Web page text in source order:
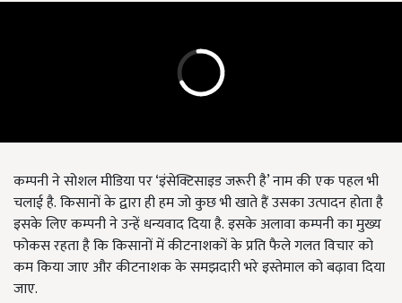
कम्पनी ने सोशल मीडिया पर ‘इंसेक्टिसाइड जरूरी है’ नाम की एक पहल भी
चलाई है. किसानों के द्वारा ही हम जो कुछ भी खाते हैं उसका उत्पादन होता है
इसके लिए कम्पनी ने उन्हें धन्यवाद दिया है. इसके अलावा कम्पनी का मुख्य
फोकस रहता है कि किसानों में कीटनाशकों के प्रति फैले गलत विचार को
कम किया जाए और कीटनाशक के समझदारी भरे इस्तेमाल को बढ़ावा दिया
जाए.